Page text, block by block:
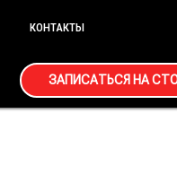
КОНТАКТЫ
ЗАПИСАТЬСЯ НА